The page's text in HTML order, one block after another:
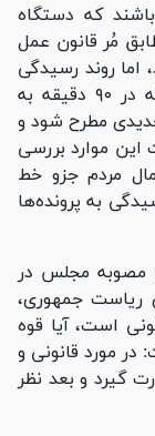
که دستگاه
مُر قانون عمل
روند رسیدگی
به پرونده‌ها مانند مسابقه فوتبال نیست که در ۹۰ دقیقه به
مطرح شود و
این موارد بررسی
مردم جزو خط
به پرونده‌ها
مصوبه مجلس در
ریاست جمهوری،
است، آیا قوه
مورد قانونی و
گیرد و بعد نظر